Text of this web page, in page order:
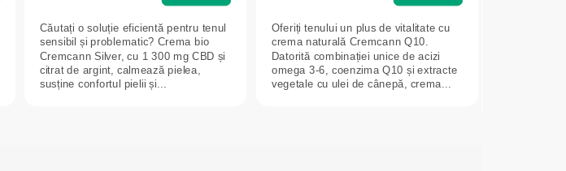
Căutați o soluție eficientă pentru tenul
sensibil și problematic? Crema bio
Cremcann Silver, cu 1 300 mg CBD și
citrat de argint, calmează pielea,
susține confortul pielii și...
Oferiți tenului un plus de vitalitate cu
crema naturală Cremcann Q10.
Datorită combinației unice de acizi
omega 3-6, coenzima Q10 și extracte
vegetale cu ulei de cânepă, crema...